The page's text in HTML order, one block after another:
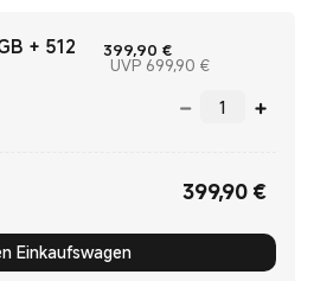
+ 512
399,90 €Current Price
UVP 699,90 €Marketing
399,90 €
Einkaufswagen